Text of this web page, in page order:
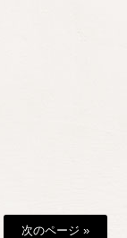
次のページ »